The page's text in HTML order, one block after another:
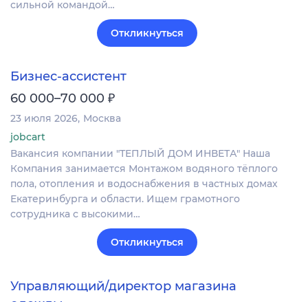
сильной командой…
Откликнуться
Бизнес-ассистент
60 000–70 000 ₽
23 июля 2026 Москва
jobcart
Вакансия компании "ТЕПЛЫЙ ДОМ ИНВЕТА" Наша
Компания занимается Монтажом водяного тёплого
пола, отопления и водоснабжения в частных домах
Екатеринбурга и области. Ищем грамотного
сотрудника с высокими…
Откликнуться
Управляющий/директор магазина